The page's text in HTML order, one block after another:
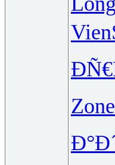
Vien
Zone